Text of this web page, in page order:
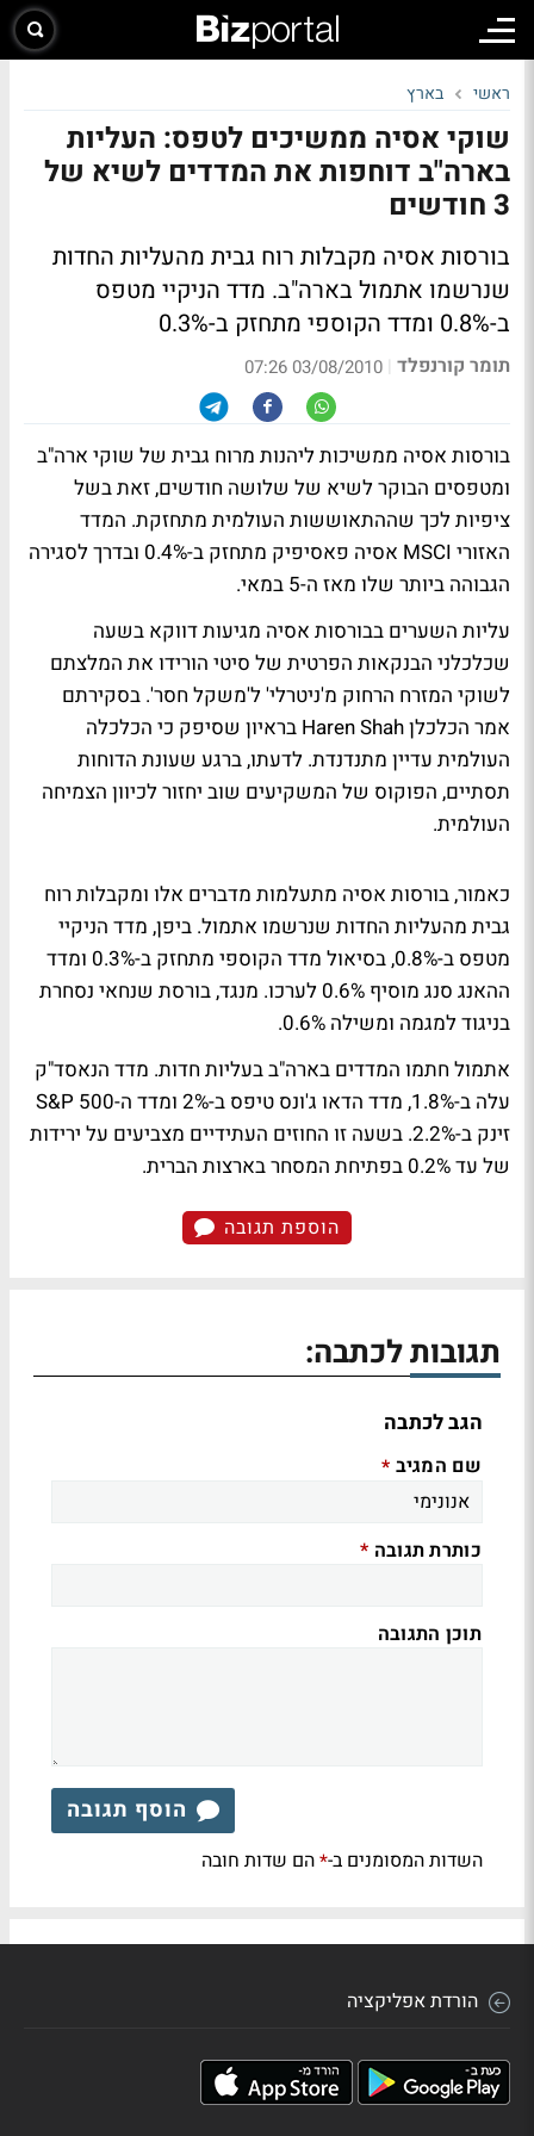
ראשי בארץ
שוקי אסיה ממשיכים לטפס: העליות
בארה"ב דוחפות את המדדים לשיא של
3 חודשים
בורסות אסיה מקבלות רוח גבית מהעליות החדות
שנרשמו אתמול בארה"ב. מדד הניקיי מטפס
ב-0.8% ומדד הקוספי מתחזק ב-0.3%
תומר קורנפלד |
03/08/2010 07:26
בורסות אסיה ממשיכות ליהנות מרוח גבית של שוקי ארה"ב
ומטפסים הבוקר לשיא של שלושה חודשים, זאת בשל
ציפיות לכך שההתאוששות העולמית מתחזקת. המדד
האזורי MSCI אסיה פאסיפיק מתחזק ב-0.4% ובדרך לסגירה
הגבוהה ביותר שלו מאז ה-5 במאי.
עליות השערים בבורסות אסיה מגיעות דווקא בשעה
שכלכלני הבנקאות הפרטית של סיטי הורידו את המלצתם
לשוקי המזרח הרחוק מ'ניטרלי' ל'משקל חסר'. בסקירתם
אמר הכלכלן Haren Shah בראיון שסיפק כי הכלכלה
העולמית עדיין מתנדנדת. לדעתו, ברגע שעונת הדוחות
תסתיים, הפוקוס של המשקיעים שוב יחזור לכיוון הצמיחה
העולמית.
כאמור, בורסות אסיה מתעלמות מדברים אלו ומקבלות רוח
גבית מהעליות החדות שנרשמו אתמול. ביפן, מדד הניקיי
מטפס ב-0.8%, בסיאול מדד הקוספי מתחזק ב-0.3% ומדד
ההאנג סנג מוסיף 0.6% לערכו. מנגד, בורסת שנחאי נסחרת
בניגוד למגמה ומשילה 0.6%.
אתמול חתמו המדדים בארה"ב בעליות חדות. מדד הנאסד"ק
עלה ב-1.8%, מדד הדאו ג'ונס טיפס ב-2% ומדד ה-S&P 500
זינק ב-2.2%. בשעה זו החוזים העתידיים מצביעים על ירידות
של עד 0.2% בפתיחת המסחר בארצות הברית.
הוספת תגובה
תגובות לכתבה:
הגב לכתבה
שם המגיב *
כותרת תגובה *
תוכן התגובה
הוסף תגובה
השדות המסומנים ב-*הם שדות חובה
הורדת אפליקציה